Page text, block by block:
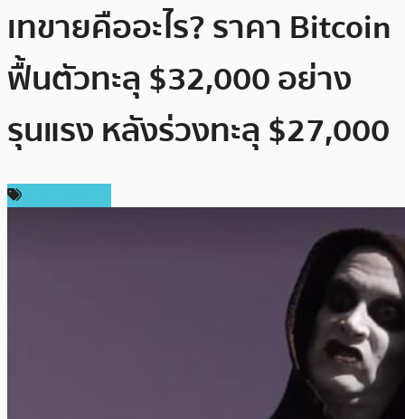
เทขายคืออะไร? ราคา Bitcoin
ฟื้นตัวทะลุ $32,000 อย่าง
รุนแรง หลังร่วงทะลุ $27,000